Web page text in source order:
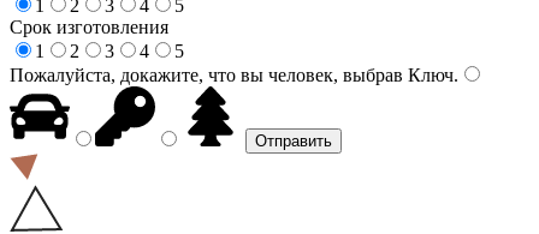
1
2 3 4
5
Срок изготовления
1
2 3 4
5
Пожалуйста, докажите, что вы человек, выбрав Ключ.